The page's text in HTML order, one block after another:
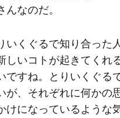
んなのだ。
いく​ぐるで​知り合った​
しい​コトが​起きてくれ
ですね。​とりいく​ぐる
が、​それぞれに​何かの​
けに​なっているような​